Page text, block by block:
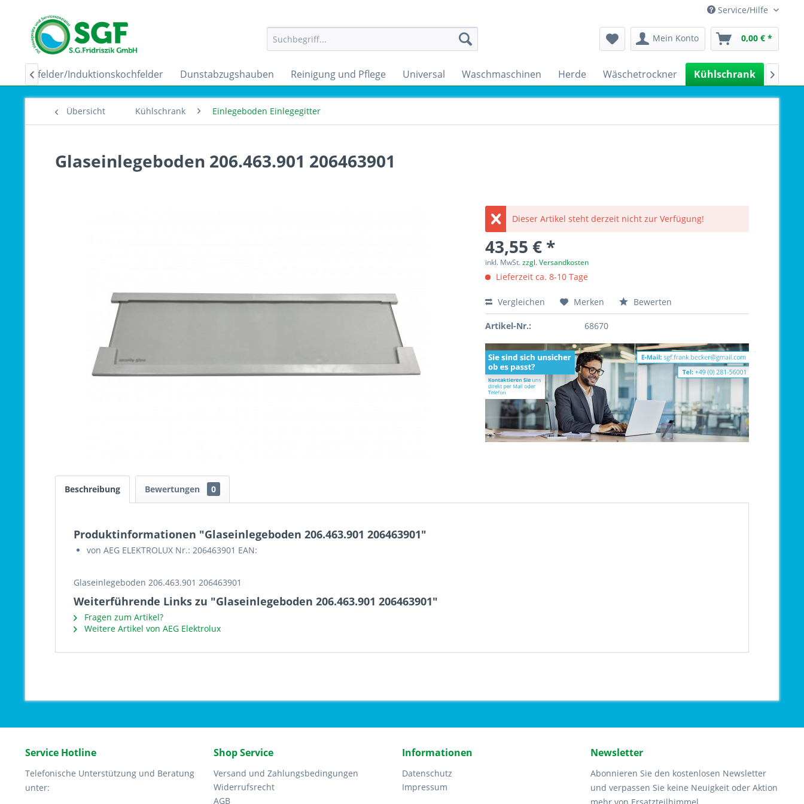
Service/Hilfe
Mein Konto 0,00 € *
Ceranfelder/Induktionskochfelder Dunstabzugshauben Reinigung und Pflege Universal Waschmaschinen Herde Wäschetrockner Kühlschrank
 
Übersicht Kühlschrank Einlegeboden Einlegegitter
Glaseinlegeboden 206.463.901 206463901
Dieser Artikel steht derzeit nicht zur Verfügung!
43,55 € *
inkl. MwSt.zzgl. Versandkosten
Lieferzeit ca. 8-10 Tage
Vergleichen Merken Bewerten
Artikel-Nr.: 68670
Beschreibung Bewertungen 0
Produktinformationen "Glaseinlegeboden 206.463.901 206463901"
von AEG ELEKTROLUX Nr.: 206463901 EAN:
Glaseinlegeboden 206.463.901 206463901
Weiterführende Links zu "Glaseinlegeboden 206.463.901 206463901"
Fragen zum Artikel?
Weitere Artikel von AEG Elektrolux
Service Hotline
Telefonische Unterstützung und Beratung
unter:
Shop Service
Versand und Zahlungsbedingungen
Widerrufsrecht
AGB
Informationen
Datenschutz
Impressum
Newsletter
Abonnieren Sie den kostenlosen Newsletter
und verpassen Sie keine Neuigkeit oder Aktion